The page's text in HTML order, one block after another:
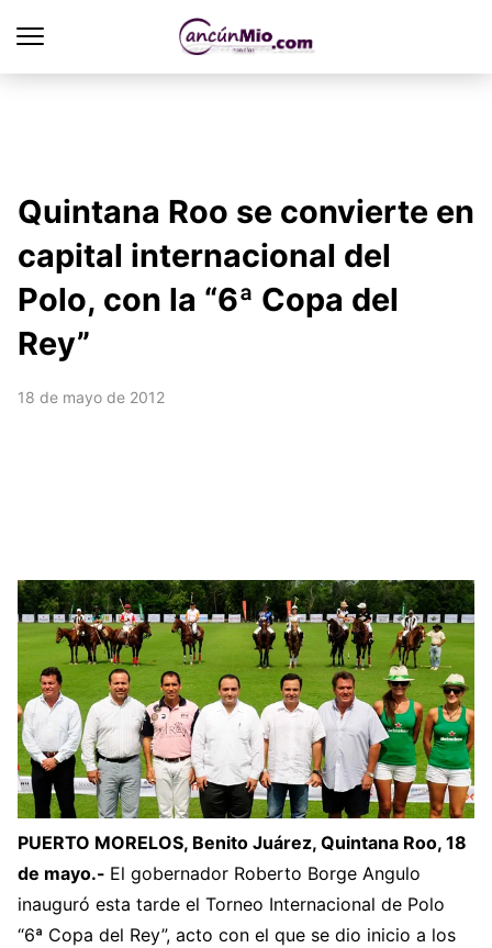
Quintana Roo se convierte en
capital internacional del
Polo, con la “6ª Copa del
Rey”
18 de mayo de 2012
PUERTO MORELOS, Benito Juárez, Quintana Roo, 18
de mayo.- El gobernador Roberto Borge Angulo
inauguró esta tarde el Torneo Internacional de Polo
“6ª Copa del Rey”, acto con el que se dio inicio a los